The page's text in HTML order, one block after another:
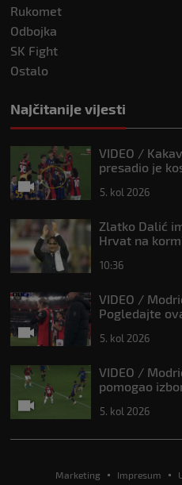
Rukomet
Odbojka
SK Fight
Ostalo
Najčitanije vijesti
VIDEO /
presadio je
5. kol 2026
Zlatko Dalić
Hrvat na
10:36
VIDEO /
Pogledajte
5. kol 2026
VIDEO /
pomogao
5. kol 2026
Marketing Impresum